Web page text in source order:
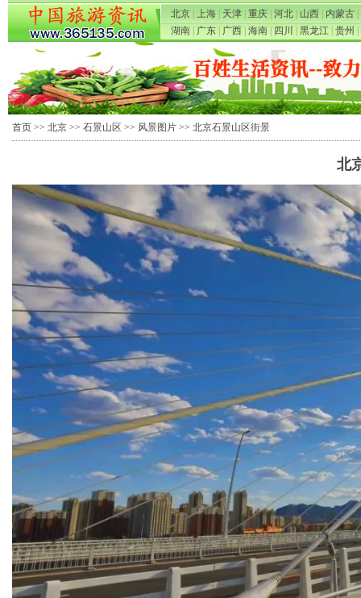
北京 上海 天津 重庆 河北 山西 内蒙古
湖南
广东 广西 海南 四川 黑龙江 贵州
首页 >> 北京 >> 石景山区 >> 风景图片 >> 北京石景山区街景
北